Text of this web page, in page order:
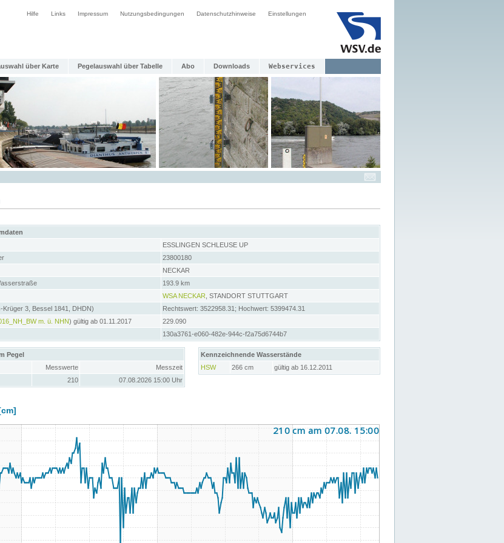
Hilfe Links Impressum Nutzungsbedingungen Datenschutzhinweise Einstellungen
über Karte Pegelauswahl über Tabelle Abo Downloads Webservices
ESSLINGEN SCHLEUSE UP
23800180
NECKAR
193.9 km
WSA NECKAR , STANDORT STUTTGART
Krüger 3, Bessel 1841, DHDN)
Rechtswert: 3522958.31; Hochwert: 5399474.31
m. ü. NHN) gültig ab 01.11.2017
229.090
130a3761-e060-482e-944c-f2a75d6744b7
Pegel
Messwerte
Messzeit
210 07.08.2026 15:00 Uhr
Kennzeichnende Wasserstände
HSW
266 cm gültig ab 16.12.2011